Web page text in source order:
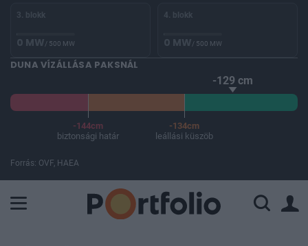
3. blokk
0 MW/ 500 MW
4. blokk
0 MW/ 500 MW
DUNA VÍZÁLLÁSA PAKSNÁL
-129 cm
-144cm
biztonsági határ
-134cm
leállási küszöb
Forrás: OVF, HAEA